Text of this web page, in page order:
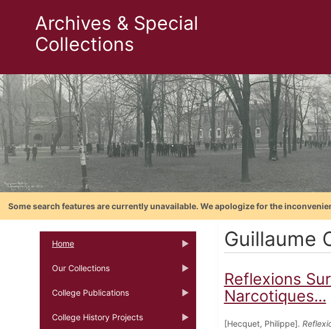
Archives & Special
Collections
Some search features are currently unavailable. We apologize for the
Home
Our Collections
College Publications
College History Projects
Guillaume
Reflexions
Narcotiques...
[Hecquet, Philippe].